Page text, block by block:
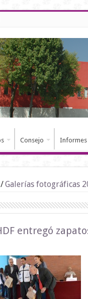
Consejo Informes
/Galerías fotográficas
entregó